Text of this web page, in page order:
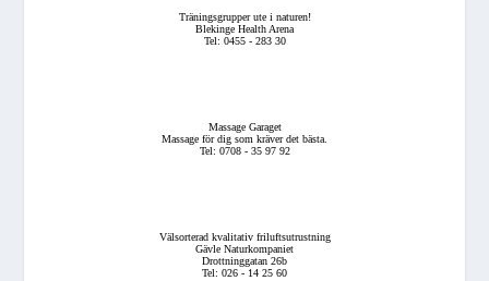
Träningsgrupper ute i naturen!
Blekinge Health Arena
Tel: 0455 - 283 30
Massage Garaget
Massage för dig som kräver det bästa.
Tel: 0708 - 35 97 92
Välsorterad kvalitativ friluftsutrustning
Gävle Naturkompaniet
Drottninggatan 26b
Tel: 026 - 14 25 60